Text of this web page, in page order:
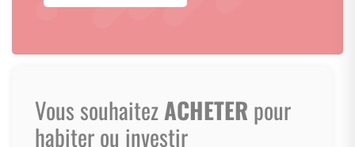
Vous souhaitezACHETER pour
habiter ou investir